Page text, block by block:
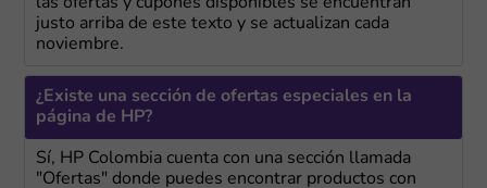
justo arriba de este texto y se actualizan cada
noviembre.
¿Existe una sección de ofertas especiales en la
página de HP?
Sí, HP Colombia cuenta con una sección llamada
"Ofertas" donde puedes encontrar productos con